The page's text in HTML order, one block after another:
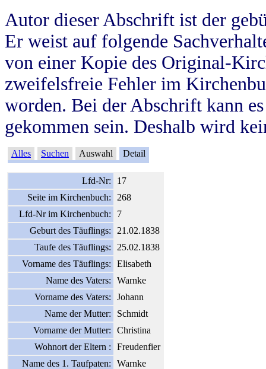
Autor dieser Abschrift ist der
Er weist auf folgende
von einer Kopie des Original-
zweifelsfreie Fehler im
worden. Bei der Abschrift kann
gekommen sein. Deshalb wird
Alles Suchen Auswahl Detail
Lfd-Nr:
17
Seite im Kirchenbuch:
268
Lfd-Nr im Kirchenbuch:
7
Geburt des Täuflings:
21.02.1838
Taufe des Täuflings:
25.02.1838
Vorname des Täuflings:
Elisabeth
Name des Vaters:
Warnke
Vorname des Vaters:
Johann
Name der Mutter:
Schmidt
Vorname der Mutter:
Christina
Wohnort der Eltern :
Freudenfier
Name des 1. Taufpaten:
Warnke